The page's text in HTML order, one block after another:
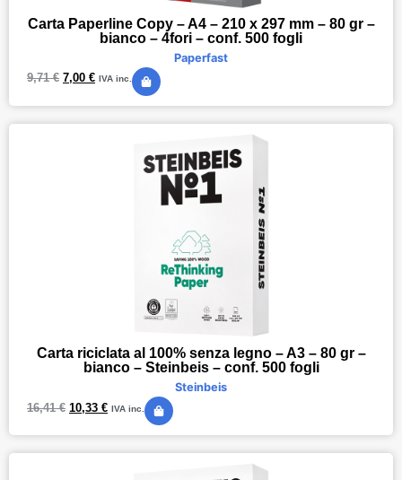
Carta Paperline Copy – A4 – 210 x 297 mm – 80 gr –
bianco – 4fori – conf. 500 fogli
Paperfast
9,71€ 7,00 € IVA inc.
Carta riciclata al 100% senza legno – A3 – 80 gr –
bianco – Steinbeis – conf. 500 fogli
Steinbeis
16,41€ 10,33 € IVA inc.